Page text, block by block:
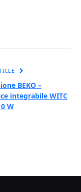
BEKO –
integrabile WITC
W